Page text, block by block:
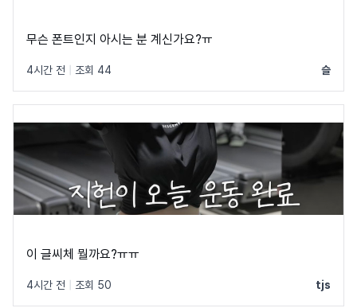
무슨 폰트인지 아시는 분 계신가요?ㅠ
4시간 전 조회 44 슬
이 글씨체 뭘까요?ㅠㅠ
4시간 전 조회 50 tjs